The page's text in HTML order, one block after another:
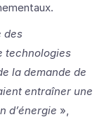
des
technologies
la demande de
entraîner une
d’énergie »,